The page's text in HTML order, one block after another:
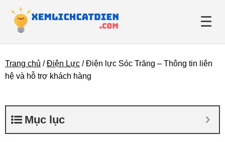
☰
Giới thiệu
Tin tức
Trang chủ /Điện Lực /Điện lực Sóc Trăng – Thông tin liên
hệ và hỗ trợ khách hàng
Mục lục